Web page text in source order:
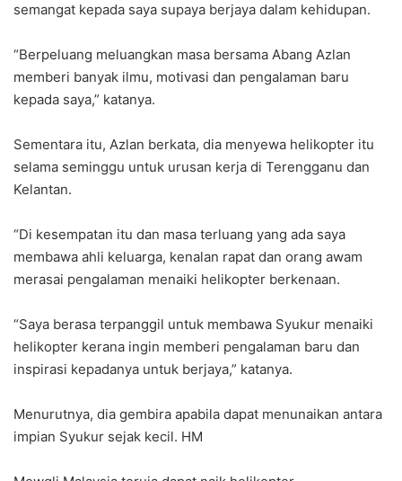
semangat kepada saya supaya berjaya dalam kehidupan.
“Berpeluang meluangkan masa bersama Abang Azlan
memberi banyak ilmu, motivasi dan pengalaman baru
kepada saya,” katanya.
Sementara itu, Azlan berkata, dia menyewa helikopter itu
selama seminggu untuk urusan kerja di Terengganu dan
Kelantan.
“Di kesempatan itu dan masa terluang yang ada saya
membawa ahli keluarga, kenalan rapat dan orang awam
merasai pengalaman menaiki helikopter berkenaan.
“Saya berasa terpanggil untuk membawa Syukur menaiki
helikopter kerana ingin memberi pengalaman baru dan
inspirasi kepadanya untuk berjaya,” katanya.
Menurutnya, dia gembira apabila dapat menunaikan antara
impian Syukur sejak kecil. HM